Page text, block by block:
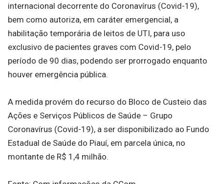
internacional decorrente do Coronavírus (Covid-19),
bem como autoriza, em caráter emergencial, a
habilitação temporária de leitos de UTI, para uso
exclusivo de pacientes graves com Covid-19, pelo
período de 90 dias, podendo ser prorrogado enquanto
houver emergência pública.
A medida provém do recurso do Bloco de Custeio das
Ações e Serviços Públicos de Saúde – Grupo
Coronavírus (Covid-19), a ser disponibilizado ao Fundo
Estadual de Saúde do Piauí, em parcela única, no
montante de R$ 1,4 milhão.